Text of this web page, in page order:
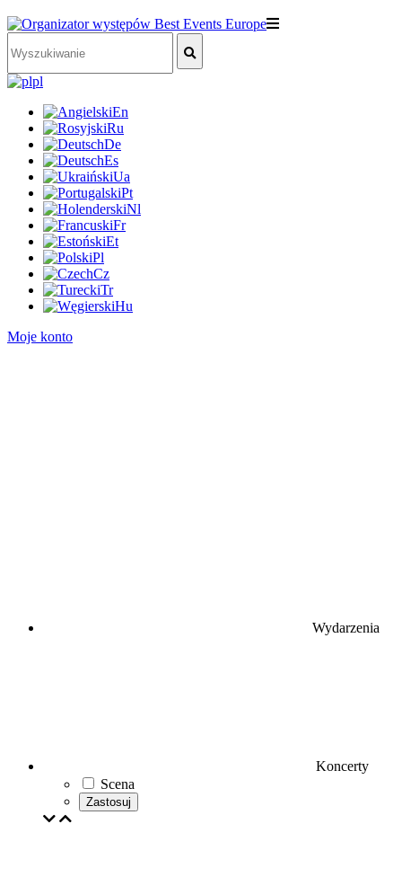
pl
En
Ru
De
Es
Ua
Pt
Nl
Fr
Et
Pl
Cz
Tr
Hu
Moje konto
Wydarzenia
Koncerty
Scena
Zastosuj